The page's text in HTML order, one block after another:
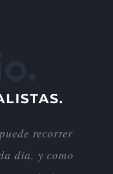
recorrer
día, y como